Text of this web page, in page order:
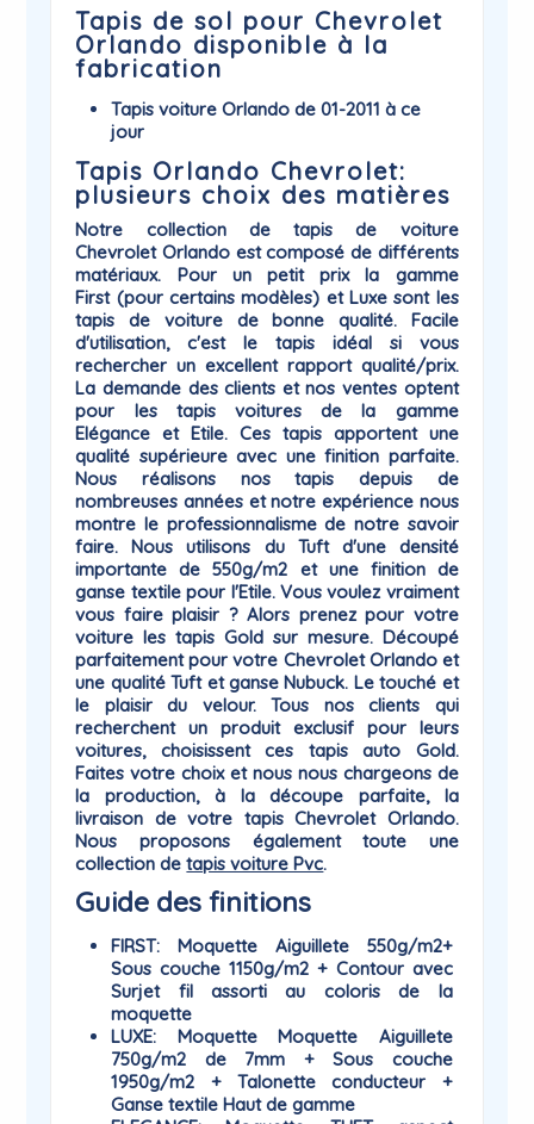
Tapis de sol pour Chevrolet
Orlando disponible à la
fabrication
Tapis voiture Orlando de 01-2011 à ce
jour
Tapis Orlando Chevrolet:
plusieurs choix des matières
Notre collection detapis de voiture
ChevroletOrlando est composé de différents
matériaux. Pour un petit prix la gamme
First(pour certains modèles) et Luxesont les
tapis de voiture de bonne qualité. Facile
d'utilisation, c'est le tapis idéal si vous
rechercher un excellent rapport qualité/prix.
La demande des clients et nos ventes optent
pour les tapis voitures de la gamme
Elégance etEtile. Ces tapis apportent une
qualité supérieure avec une finition parfaite.
Nous réalisons nos tapis depuis de
nombreuses années et notre expérience nous
montre le professionnalisme de notre savoir
faire. Nous utilisons du Tuft d'une densité
importante de 550g/m2 et une finition de
ganse textile pour l'Etile. Vous voulez vraiment
vous faire plaisir ? Alors prenez pour votre
voiture les tapis Gold sur mesure. Découpé
parfaitement pour votre Chevrolet Orlando et
une qualité Tuft et ganse Nubuck. Le touché et
le plaisir du velour. Tous nos clients qui
recherchent un produit exclusif pour leurs
voitures, choisissent ces tapis auto Gold.
Faites votre choix et nous nous chargeons de
la production, à la découpe parfaite, la
livraison de votre tapis Chevrolet Orlando.
Nous proposons également toute une
collection detapis voiture Pvc.
Guide des finitions
FIRST: Moquette Aiguillete 550g/m2+
Sous couche 1150g/m2 + Contour avec
Surjet fil assorti au coloris de la
moquette
LUXE: Moquette Moquette Aiguillete
750g/m2 de 7mm + Sous couche
1950g/m2 + Talonette conducteur +
Ganse textile Haut de gamme